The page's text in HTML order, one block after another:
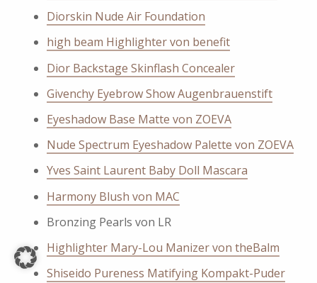
Diorskin Nude Air Foundation
high beam Highlighter von benefit
Dior Backstage Skinflash Concealer
Givenchy Eyebrow Show Augenbrauenstift
Eyeshadow Base Matte von ZOEVA
Nude Spectrum Eyeshadow Palette von ZOEVA
Yves Saint Laurent Baby Doll Mascara
Harmony Blush von MAC
Bronzing Pearls von LR
Highlighter Mary-Lou Manizer von theBalm
Shiseido Pureness Matifying Kompakt-Puder